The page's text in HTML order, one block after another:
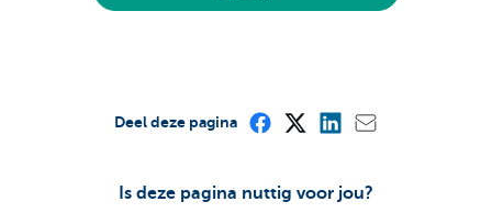
Is deze pagina nuttig voor jou?
Deel deze pagina